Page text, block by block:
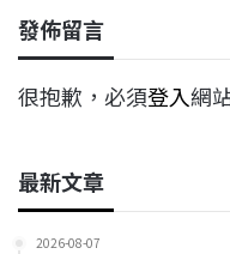
發佈留言
很抱歉，必須登入網
最新文章
2026-08-07